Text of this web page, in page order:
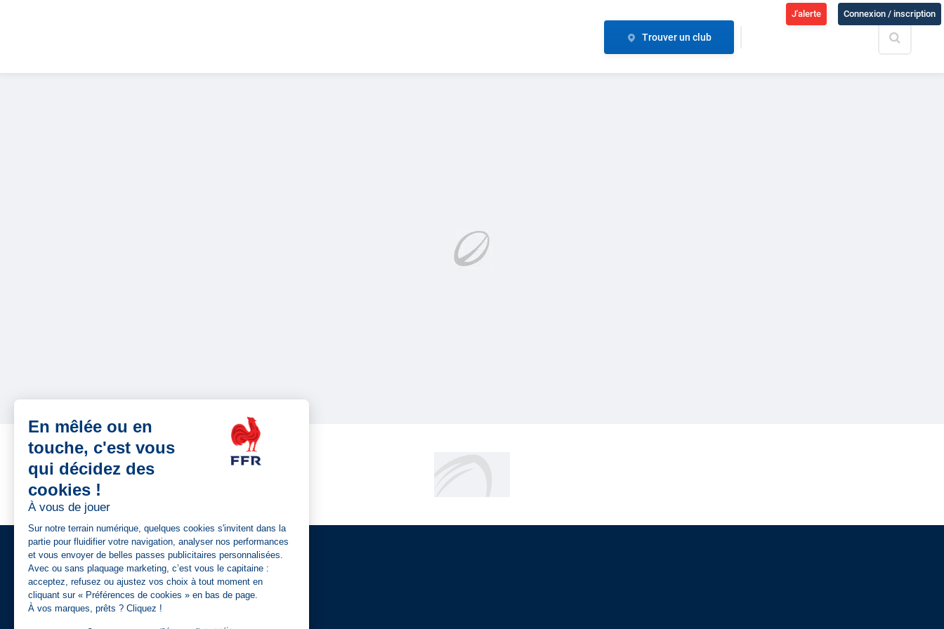
Connexion / inscription
J'alerte
Trouver un club